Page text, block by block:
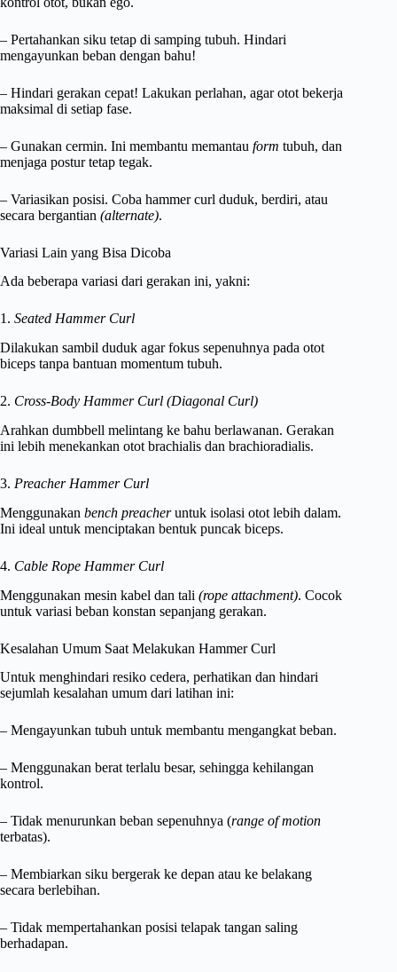
– Pertahankan siku tetap di samping tubuh. Hindari
mengayunkan beban dengan bahu!
– Hindari gerakan cepat! Lakukan perlahan, agar otot bekerja
maksimal di setiap fase.
– Gunakan cermin. Ini membantu memantau form tubuh, dan
menjaga postur tetap tegak.
– Variasikan posisi. Coba hammer curl duduk, berdiri, atau
secara bergantian (alternate).
Variasi Lain yang Bisa Dicoba
Ada beberapa variasi dari gerakan ini, yakni:
1. Seated Hammer Curl
Dilakukan sambil duduk agar fokus sepenuhnya pada otot
biceps tanpa bantuan momentum tubuh.
2. Cross-Body Hammer Curl (Diagonal Curl)
Arahkan dumbbell melintang ke bahu berlawanan. Gerakan
ini lebih menekankan otot brachialis dan brachioradialis.
3. Preacher Hammer Curl
Menggunakan bench preacheruntuk isolasi otot lebih dalam.
Ini ideal untuk menciptakan bentuk puncak biceps.
4. Cable Rope Hammer Curl
Menggunakan mesin kabel dan tali (rope attachment). Cocok
untuk variasi beban konstan sepanjang gerakan.
Kesalahan Umum Saat Melakukan Hammer Curl
Untuk menghindari resiko cedera, perhatikan dan hindari
sejumlah kesalahan umum dari latihan ini:
– Mengayunkan tubuh untuk membantu mengangkat beban.
– Menggunakan berat terlalu besar, sehingga kehilangan
kontrol.
– Tidak menurunkan beban sepenuhnya (range of motion
terbatas).
– Membiarkan siku bergerak ke depan atau ke belakang
secara berlebihan.
– Tidak mempertahankan posisi telapak tangan saling
berhadapan.